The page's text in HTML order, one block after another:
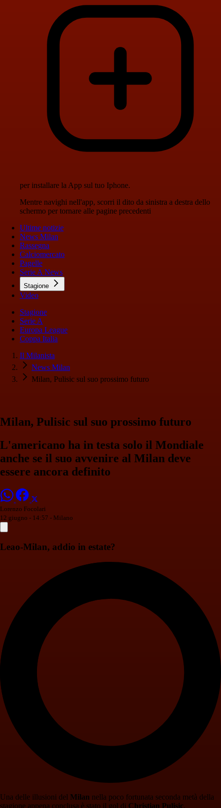
per installare la App sul tuo Iphone.
Mentre navighi nell'app, scorri il dito da sinistra a destra dello
schermo per tornare alle pagine precedenti
Ultime notizie
News Milan
Rassegna
Calciomercato
Pagelle
Serie A News
Stagione
Video
Stagione
Serie A
Europa League
Coppa Italia
Il Milanista
News Milan
Milan, Pulisic sul suo prossimo futuro
Milan, Pulisic sul suo prossimo futuro
L'americano ha in testa solo il Mondiale
anche se il suo avvenire al Milan deve
essere ancora definito
Lorenzo Focolari
12 giugno - 14:57 - Milano
Leao-Milan, addio in estate?
Una delle illusioni del Milan nella poco fortunata seconda metà della
stagione appena conclusa è stato il gol di Christian Pulisic.